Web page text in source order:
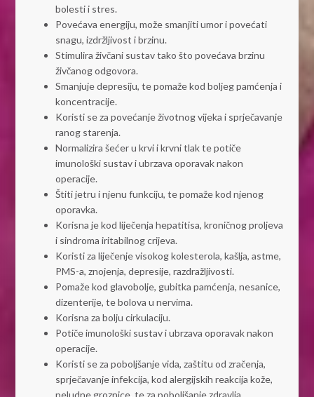
bolesti i stres.
Povećava energiju, može smanjiti umor i povećati
snagu, izdržljivost i brzinu.
Stimulira živčani sustav tako što povećava brzinu
živčanog odgovora.
Smanjuje depresiju, te pomaže kod boljeg pamćenja i
koncentracije.
Koristi se za povećanje životnog vijeka i sprječavanje
ranog starenja.
Normalizira šećer u krvi i krvni tlak te potiče
imunološki sustav i ubrzava oporavak nakon
operacije.
Štiti jetru i njenu funkciju, te pomaže kod njenog
oporavka.
Korisna je kod liječenja hepatitisa, kroničnog proljeva
i sindroma iritabilnog crijeva.
Koristi za liječenje visokog kolesterola, kašlja, astme,
PMS-a, znojenja, depresije, razdražljivosti.
Pomaže kod glavobolje, gubitka pamćenja, nesanice,
dizenterije, te bolova u nervima.
Korisna za bolju cirkulaciju.
Potiče imunološki sustav i ubrzava oporavak nakon
operacije.
Koristi se za poboljšanje vida, zaštitu od zračenja,
sprječavanje infekcija, kod alergijskih reakcija kože,
peludne groznice, te za poboljšanje zdravlja